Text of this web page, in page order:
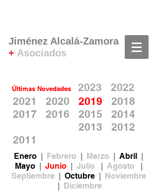
Jiménez Alcalá-Zamora
+ Asociados
Últimas Novedades 2023 2022
2021
2020 2019
2018
2017
2016 2015
2014
2013
2012
2011
Enero | Febrero | Marzo | Abril |
Mayo | Junio | Julio | Agosto
|
Septiembre | Octubre | Noviembre
| Diciembre